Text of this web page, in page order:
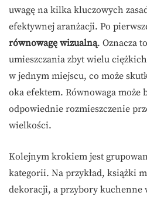
uwagę na kilka kluczowych
efektywnej aranżacji. Po
równowagę wizualną. Oznacza
umieszczania zbyt wielu
w jednym miejscu, co może
oka efektem. Równowaga może
odpowiednie rozmieszczenie
wielkości.
Kolejnym krokiem jest
kategorii. Na przykład, książki
dekoracji, a przybory kuchenne